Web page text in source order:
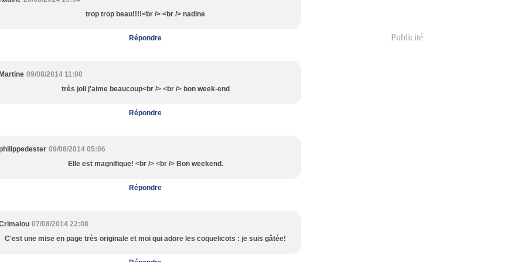
trop trop beau!!!!<br /> <br /> nadine
Répondre
Martine 09/08/2014 11:00
très joli j'aime beaucoup<br /> <br /> bon week-end
Répondre
09/08/2014 05:06
Elle est magnifique! <br /> <br /> Bon weekend.
Répondre
07/08/2014 22:08
C'est une mise en page très originale et moi qui adore les coquelicots : je suis gâtée!
Publicité